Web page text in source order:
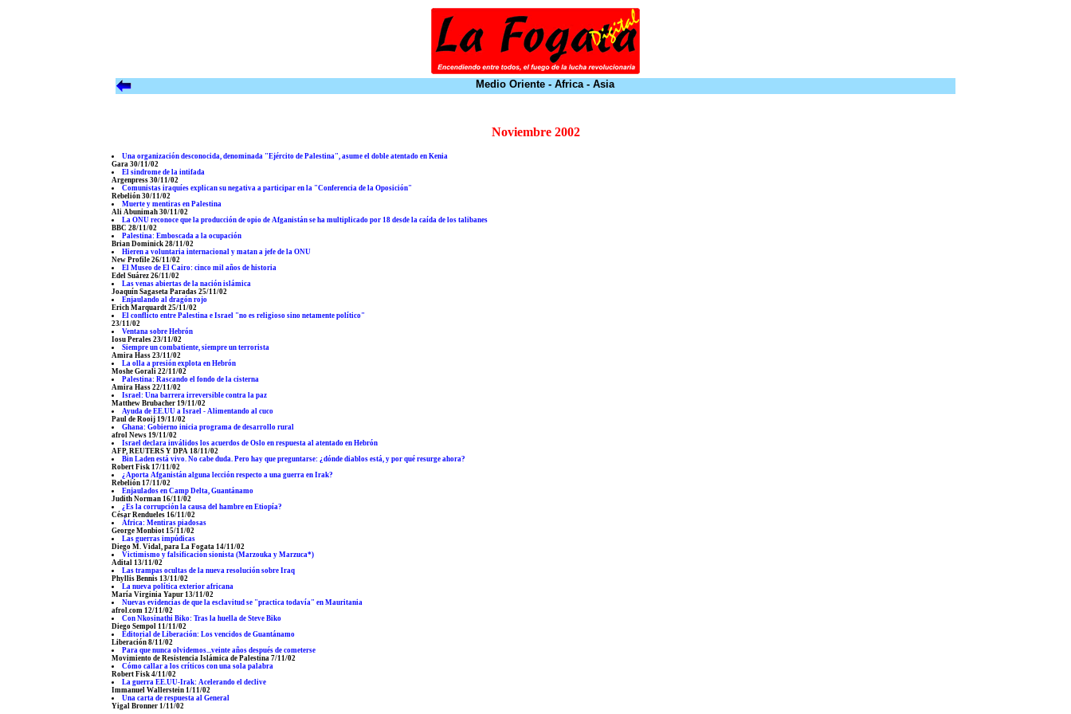
Medio Oriente - Africa - Asia
Noviembre 2002
Una organización desconocida, denominada "Ejército de Palestina", asume el doble atentado en Kenia
Gara 30/11/02
El sindrome de la intifada
Argenpress 30/11/02
Comunistas iraquíes explican su negativa a participar en la "Conferencia de la Oposición"
Rebelión 30/11/02
Muerte y mentiras en Palestina
Ali Abunimah 30/11/02
La ONU reconoce que la producción de opio de Afganistán se ha multiplicado por 18 desde la caída de los talibanes
BBC 28/11/02
Palestina: Emboscada a la ocupación
Brian Dominick 28/11/02
Hieren a voluntaria internacional y matan a jefe de la ONU
New Profile 26/11/02
El Museo de El Cairo: cinco mil años de historia
Edel Suárez 26/11/02
Las venas abiertas de la nación islámica
Joaquín Sagaseta Paradas 25/11/02
Enjaulando al dragón rojo
Erich Marquardt 25/11/02
El conflicto entre Palestina e Israel "no es religioso sino netamente político"
23/11/02
Ventana sobre Hebrón
Iosu Perales 23/11/02
Siempre un combatiente, siempre un terrorista
Amira Hass 23/11/02
La olla a presión explota en Hebrón
Moshe Gorali 22/11/02
Palestina: Rascando el fondo de la cisterna
Amira Hass 22/11/02
Israel: Una barrera irreversible contra la paz
Matthew Brubacher 19/11/02
Ayuda de EE.UU a Israel - Alimentando al cuco
Paul de Rooij 19/11/02
Ghana: Gobierno inicia programa de desarrollo rural
afrol News 19/11/02
Israel declara inválidos los acuerdos de Oslo en respuesta al atentado en Hebrón
AFP, REUTERS Y DPA 18/11/02
Bin Laden está vivo. No cabe duda. Pero hay que preguntarse: ¿dónde diablos está, y por qué resurge ahora?
Robert Fisk 17/11/02
¿Aporta Afganistán alguna lección respecto a una guerra en Irak?
Rebelión 17/11/02
Enjaulados en Camp Delta, Guantánamo
Judith Norman 16/11/02
¿Es la corrupción la causa del hambre en Etiopía?
César Rendueles 16/11/02
África: Mentiras piadosas
George Monbiot 15/11/02
Las guerras impúdicas
Diego M. Vidal, para La Fogata 14/11/02
Victimismo y falsificación sionista (Marzouka y Marzuca*)
Adital 13/11/02
Las trampas ocultas de la nueva resolución sobre Iraq
Phyllis Bennis 13/11/02
La nueva política exterior africana
María Virginia Yapur 13/11/02
Nuevas evidencias de que la esclavitud se "practica todavía" en Mauritania
afrol.com 12/11/02
Con Nkosinathi Biko: Tras la huella de Steve Biko
Diego Sempol 11/11/02
Editorial de Liberación: Los vencidos de Guantánamo
Liberación 8/11/02
Para que nunca olvidemos...veinte años después de cometerse
Movimiento de Resistencia Islámica de Palestina 7/11/02
Cómo callar a los críticos con una sola palabra
Robert Fisk 4/11/02
La guerra EE.UU-Irak: Acelerando el declive
Immanuel Wallerstein 1/11/02
Una carta de respuesta al General
Yigal Bronner 1/11/02